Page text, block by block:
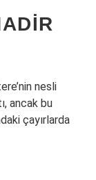
nesli
ancak bu
çayırlarda